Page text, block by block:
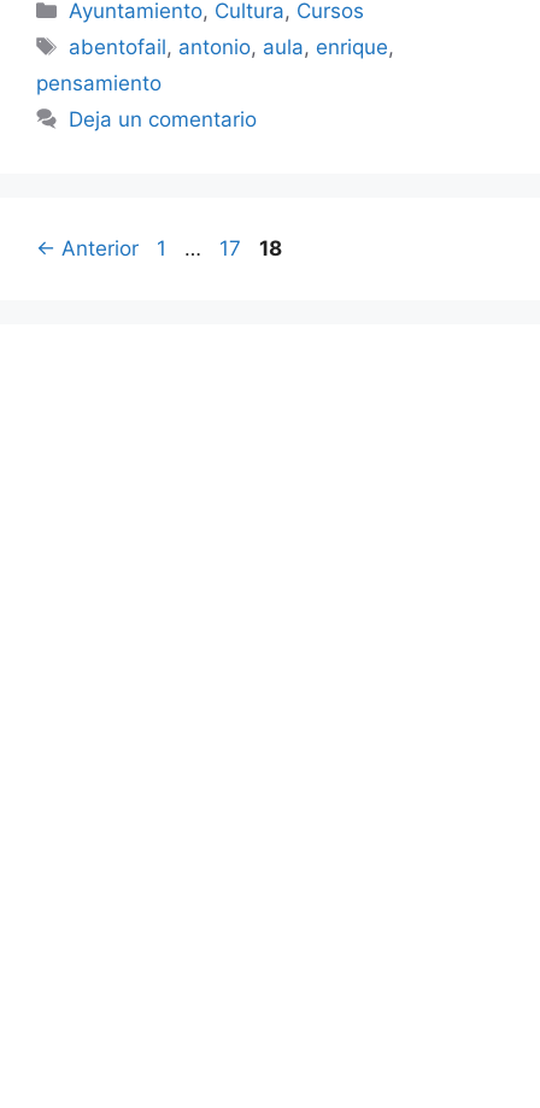
Categorías
Ayuntamiento, Cultura, Cursos
Etiquetas
abentofail, antonio, aula, enrique,
pensamiento
Deja un comentario
← Anterior Página
1 … Página
17 Página
18